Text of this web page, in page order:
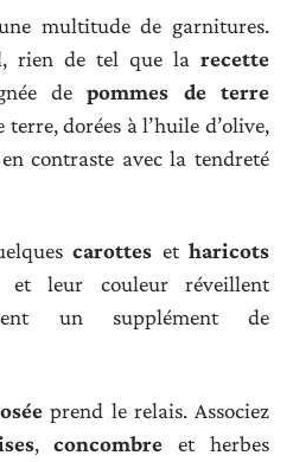
multitude de garnitures.
rien de tel que la recette
depommes de terre
terre, dorées à l’huile d’olive,
contraste avec la tendreté
carottes et haricots
leur couleur réveillent
un supplément de
prend le relais. Associez
,concombre et herbes